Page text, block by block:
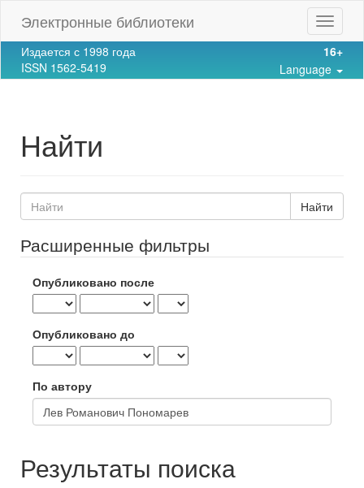
Navigation
Main
Content
Sidebar
Toggle
Электронные библиотеки
Издается с 1998 года
ISSN 1562-5419
16+
Language
Найти
Поиск
статей
Расширенные фильтры
Опубликовано после
Опубликовано до
По автору
Результаты поиска